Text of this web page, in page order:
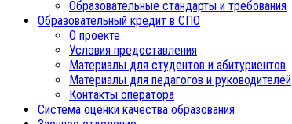
Образовательные стандарты и требования
Образовательный кредит в СПО
О проекте
Условия предоставления
Материалы для студентов и абитуриентов
Материалы для педагогов и руководителей
Контакты оператора
Система оценки качества образования